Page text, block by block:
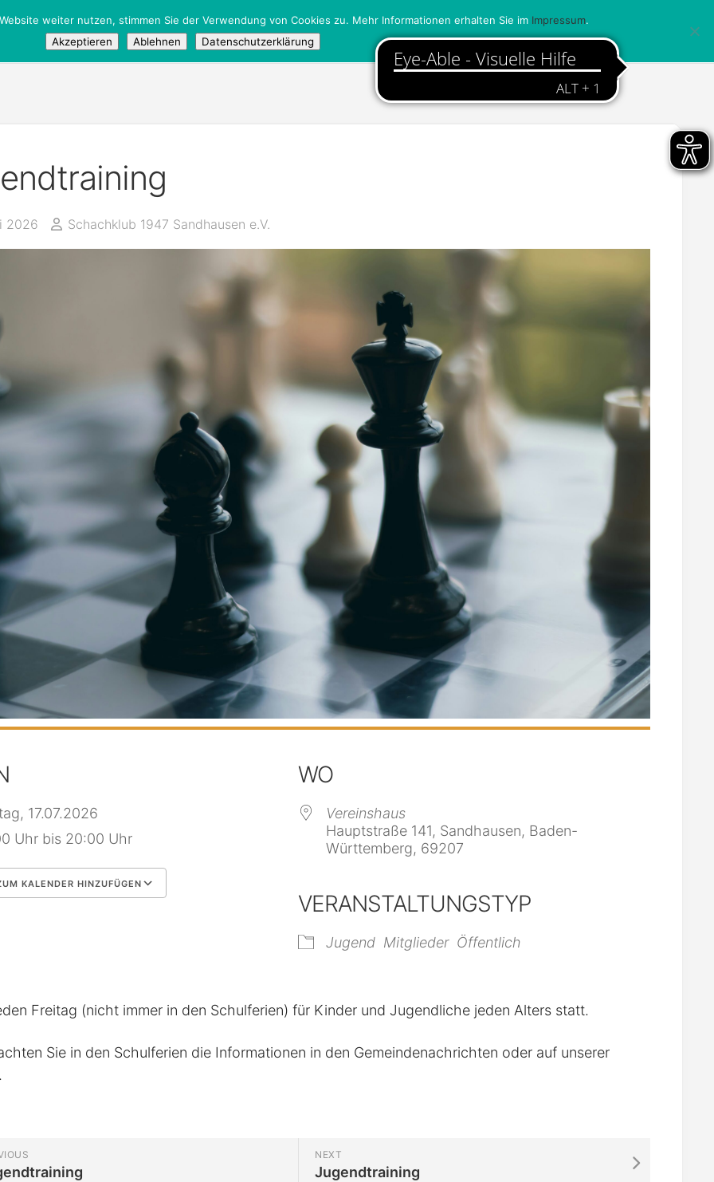
Jugendmeisterschaft
/Öffentlich
2026 Schachklub 1947 Sandhausen e.V.
17.07.2026
Uhr bis 20:00 Uhr
KALENDER HINZUFÜGEN
iCalendar
WO
Vereinshaus
Hauptstraße 141, Sandhausen, Baden-
Württemberg, 69207
VERANSTALTUNGSTYP
Jugend Mitglieder Öffentlich
Freitag (nicht immer in den Schulferien) für Kinder und Jugendliche jeden Alters statt.
Sie in den Schulferien die Informationen in den Gemeindenachrichten oder auf unserer
NEXT
Jugendtraining
weiter nutzen, stimmen Sie der Verwendung von Cookies zu. Mehr Informationen erhalten Sie im Impressum.
Akzeptieren
Ablehnen Datenschutzerklärung